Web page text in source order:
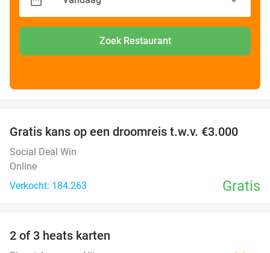
Zoek Restaurant
Gratis kans op een droomreis t.w.v. €3.000
Social Deal Win
Online
Verkocht: 184.263
Gratis
2 of 3 heats karten